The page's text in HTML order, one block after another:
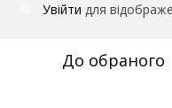
Увійти для
До обраного